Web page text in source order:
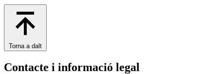
Torna a dalt
Contacte i informació legal